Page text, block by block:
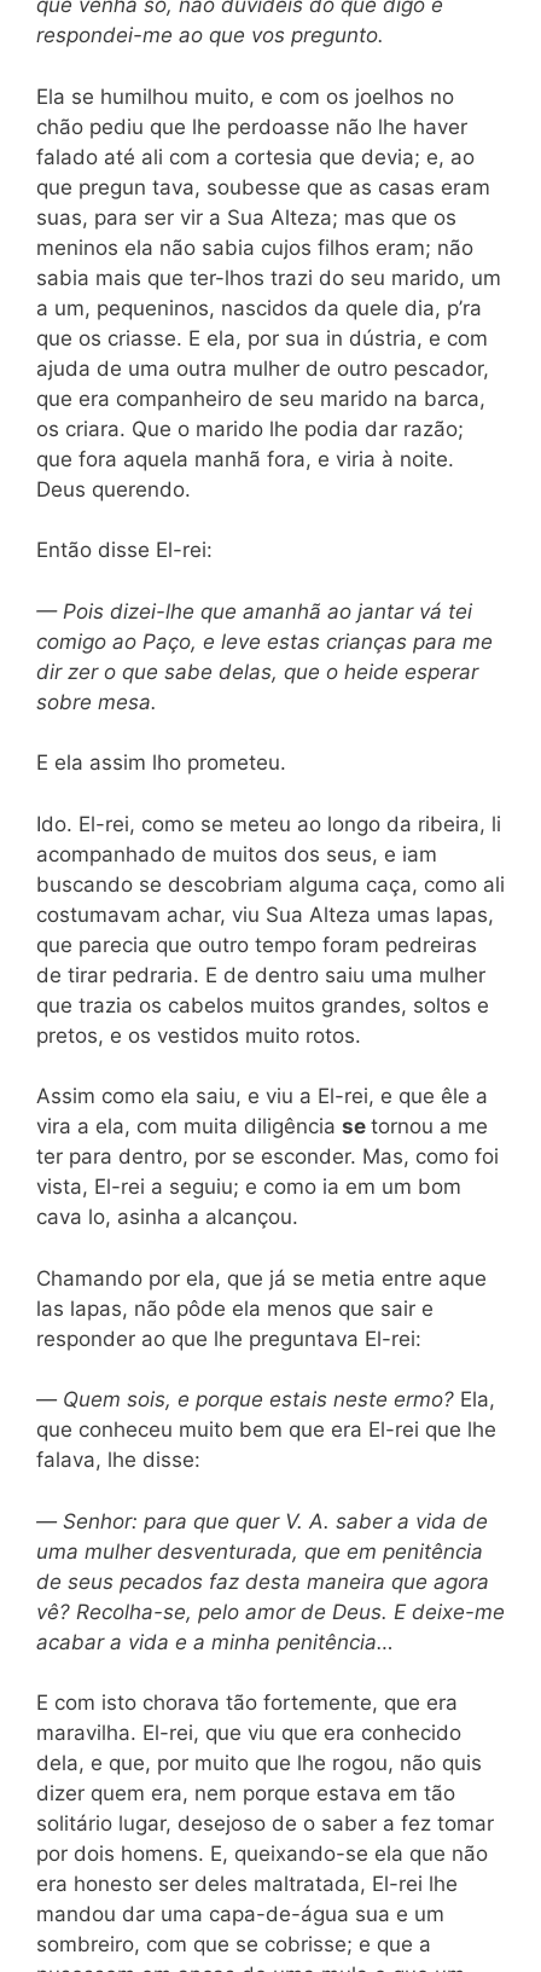
que venha só, não duvideis do que digo e
respondei-me ao que vos pregunto.
Ela se humilhou muito, e com os joelhos no
chão pediu que lhe perdoasse não lhe haver
falado até ali com a cortesia que devia; e, ao
que pregun tava, soubesse que as casas eram
suas, para ser vir a Sua Alteza; mas que os
meninos ela não sabia cujos filhos eram; não
sabia mais que ter-lhos trazi do seu marido, um
a um, pequeninos, nascidos da quele dia, p’ra
que os criasse. E ela, por sua in dústria, e com
ajuda de uma outra mulher de outro pescador,
que era companheiro de seu marido na barca,
os criara. Que o marido lhe podia dar razão;
que fora aquela manhã fora, e viria à noite.
Deus querendo.
Então disse El-rei:
— Pois dizei-lhe que amanhã ao jantar vá tei
comigo ao Paço, e leve estas crianças para me
dir zer o que sabe delas, que o heide esperar
sobre mesa.
E ela assim lho prometeu.
Ido. El-rei, como se meteu ao longo da ribeira, li
acompanhado de muitos dos seus, e iam
buscando se descobriam alguma caça, como ali
costumavam achar, viu Sua Alteza umas lapas,
que parecia que outro tempo foram pedreiras
de tirar pedraria. E de dentro saiu uma mulher
que trazia os cabelos muitos grandes, soltos e
pretos, e os vestidos muito rotos.
Assim como ela saiu, e viu a El-rei, e que êle a
vira a ela, com muita diligência se tornou a me
ter para dentro, por se esconder. Mas, como foi
vista, El-rei a seguiu; e como ia em um bom
cava lo, asinha a alcançou.
Chamando por ela, que já se metia entre aque
las lapas, não pôde ela menos que sair e
responder ao que lhe preguntava El-rei:
— Quem sois, e porque estais neste ermo? Ela,
que conheceu muito bem que era El-rei que lhe
falava, lhe disse:
— Senhor: para que quer V. A. saber a vida de
uma mulher desventurada, que em penitência
de seus pecados faz desta maneira que agora
vê? Recolha-se, pelo amor de Deus. E deixe-me
acabar a vida e a minha penitência…
E com isto chorava tão fortemente, que era
maravilha. El-rei, que viu que era conhecido
dela, e que, por muito que lhe rogou, não quis
dizer quem era, nem porque estava em tão
solitário lugar, desejoso de o saber a fez tomar
por dois homens. E, queixando-se ela que não
era honesto ser deles maltratada, El-rei lhe
mandou dar uma capa-de-água sua e um
sombreiro, com que se cobrisse; e que a